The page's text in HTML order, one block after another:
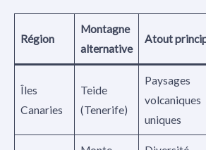
Région
Montagne
alternative
Atout
Îles
Canaries
Teide
(Tenerife)
Paysages
volcaniques
uniques